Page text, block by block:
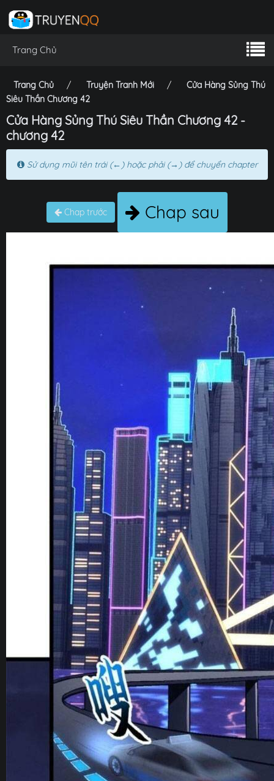
Trang Chủ
Trang Chủ Truyện Tranh Mới
Cửa Hàng Sủng Thú
Siêu Thần Chương 42
Cửa Hàng Sủng Thú Siêu Thần Chương 42 -
chương 42
Sử dụng mũi tên trái (←) hoặc phải (→) để chuyển chapter
Chap trước Chap sau